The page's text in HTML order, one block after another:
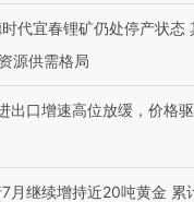
代宜春锂矿仍处停产状态
源供需格局
出口增速高位放缓，价格
月继续增持近20吨黄金 累